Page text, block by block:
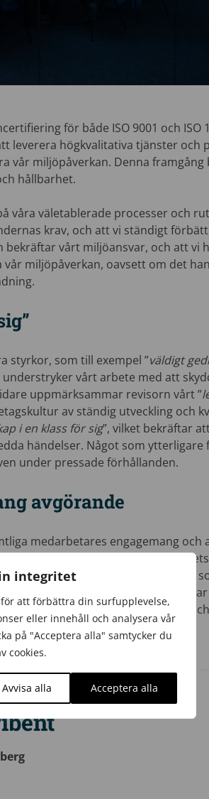
integritet
att förbättra din surfupplevelse,
eller innehåll och analysera vår
på "Acceptera alla" samtycker du
cookies.
Avvisa alla Acceptera alla
för både ISO 9001 och ISO
leverera högkvalitativa tjänster och
vår miljöpåverkan. Denna framgång
hållbarhet.
våra väletablerade processer och
krav, och att vi ständigt
bekräftar vårt miljöansvar, och att vi
miljöpåverkan, oavsett om det
styrkor, som till exempel ”väldigt
understryker vårt arbete med att
uppmärksammar revisorn vårt ”
av ständig utveckling och
i en klass för sig”, vilket bekräftar
händelser. Något som ytterligare
under pressade förhållanden.
avgörande
medarbetares engagemang och
och vidareutveckla vårt
med att bygga en verksamhet
strävar efter att bidra till en
fram emot att ytterligare stärka
för både kvalitet och miljöansvar.